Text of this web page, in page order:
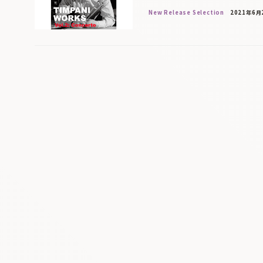
New Release Selection 2021年6月